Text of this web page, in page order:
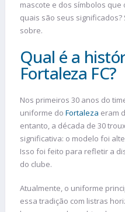
mascote e dos símbolos
quais são seus
sobre.
Qual é a
Fortaleza FC?
Nos primeiros 30 anos do
uniforme do Fortaleza eram
entanto, a década de 30
significativa: o modelo foi
Isso foi feito para refletir a
do clube.
Atualmente, o uniforme
essa tradição com listras